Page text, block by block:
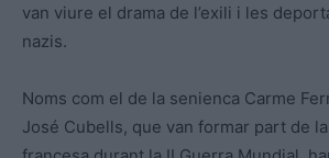
van viure el drama de l’exili i les
nazis.
Noms com el de la senienca Carme
José Cubells, que van formar part de